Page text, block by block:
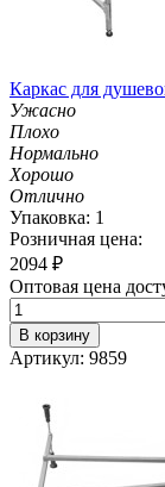
Каркас для
Ужасно
Плохо
Нормально
Хорошо
Отлично
Упаковка: 1
Розничная цена:
2094 ₽
Оптовая цена
В корзину
Артикул: 9859